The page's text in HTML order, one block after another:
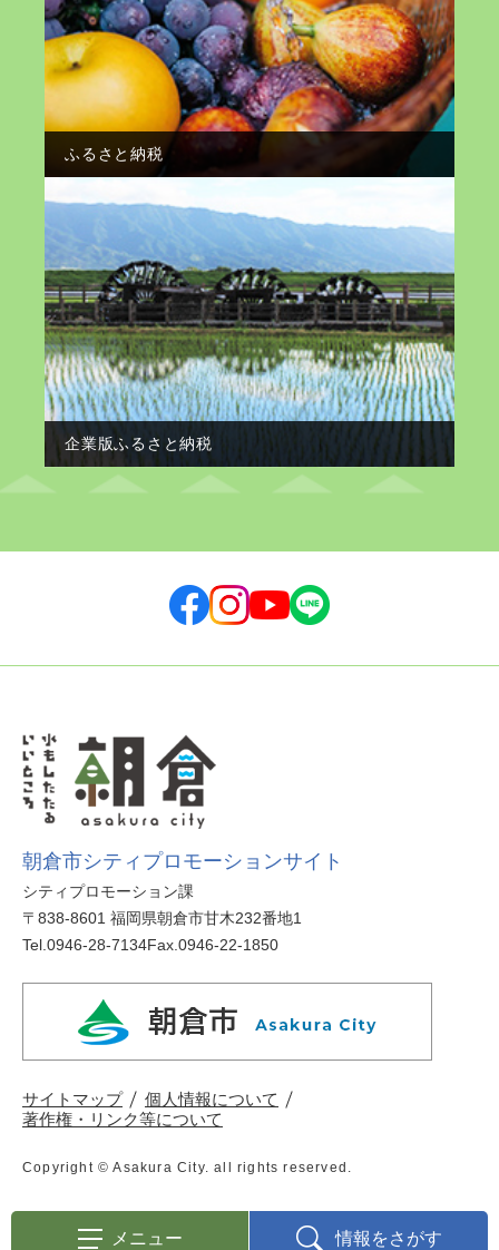
メニュー 情報をさがす
ふるさと納税
企業版ふるさと納税
朝倉市シティプロモーションサイト
シティプロモーション課
〒838-8601 福岡県朝倉市甘木232番地1
Tel.0946-28-7134Fax.0946-22-1850
サイトマップ
個人情報について
著作権・リンク等について
Copyright © Asakura City. all rights reserved.